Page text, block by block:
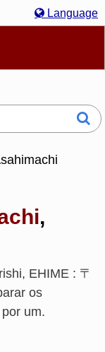
Language
日本語
,
EHIME : 〒
os
um.